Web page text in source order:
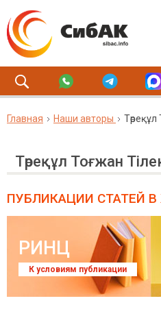
Главная Наши авторы
Төреқұл Тоғжан
ПУБЛИКАЦИИ СТАТЕЙ В
РИНЦ
К условиям публикации